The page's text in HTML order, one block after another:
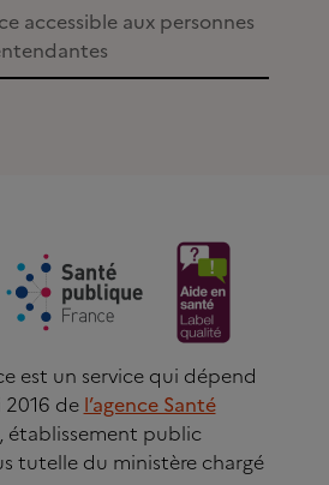
accessible aux personnes
est un service qui dépend
2016 de l’agence Santé
établissement public
tutelle du ministère chargé